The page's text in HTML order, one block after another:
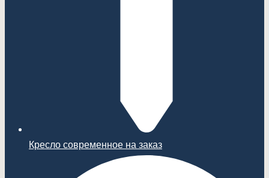
Кресло современное на заказ